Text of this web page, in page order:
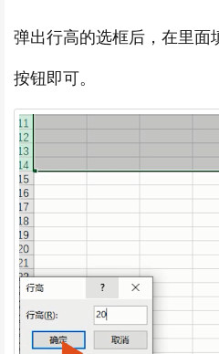
弹出行高的选框后，在里面
按钮即可。